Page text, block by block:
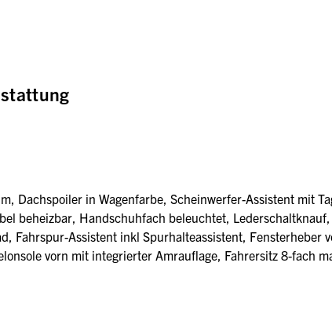
Dachspoiler in Wagenfarbe, Scheinwerfer-Assistent mit
beheizbar, Handschuhfach beleuchtet,
Fahrspur-Assistent inkl Spurhalteassistent, Fensterheber
vorn mit integrierter Amrauflage, Fahrersitz 8-fach